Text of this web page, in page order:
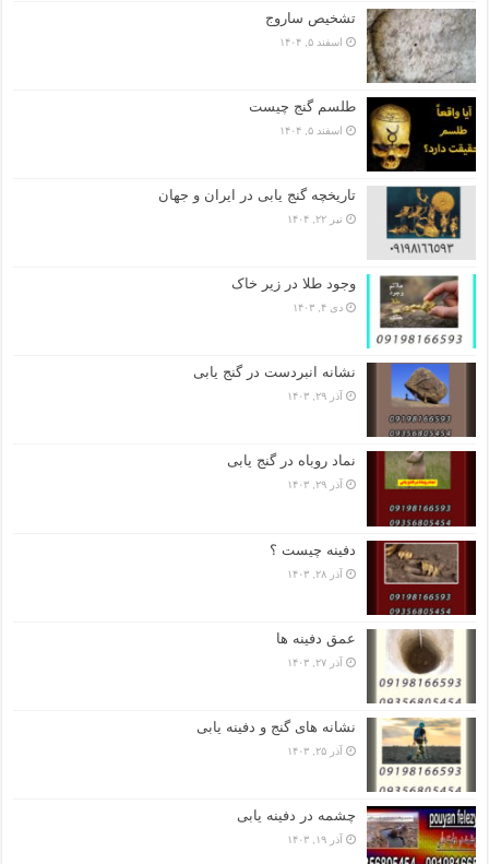
تشخیص ساروج
اسفند ۵, ۱۴۰۴
طلسم گنج چیست
اسفند ۵, ۱۴۰۴
تاریخچه گنج‌ یابی در ایران و جهان
تیر ۲۲, ۱۴۰۴
وجود طلا در زیر خاک
دی ۴, ۱۴۰۳
نشانه انبردست در گنج یابی
آذر ۲۹, ۱۴۰۳
نماد روباه در گنج یابی
آذر ۲۹, ۱۴۰۳
دفینه چیست ؟
آذر ۲۸, ۱۴۰۳
عمق دفینه ها
آذر ۲۷, ۱۴۰۳
نشانه های گنج و دفینه یابی
آذر ۲۵, ۱۴۰۳
چشمه در دفینه یابی
آذر ۱۹, ۱۴۰۳